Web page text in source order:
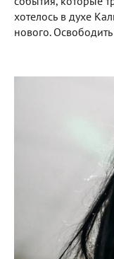
хотелось в духе
нового.